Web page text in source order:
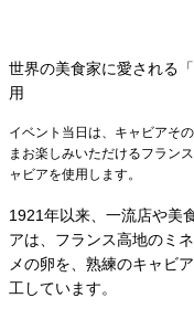
世界の美食家に愛される
用
イベント当日は、キャビアそ
まお楽しみいただけるフラン
ャビアを使用します。
1921年以来、一流店や美
アは、フランス高地のミ
メの卵を、熟練のキャビ
工しています。